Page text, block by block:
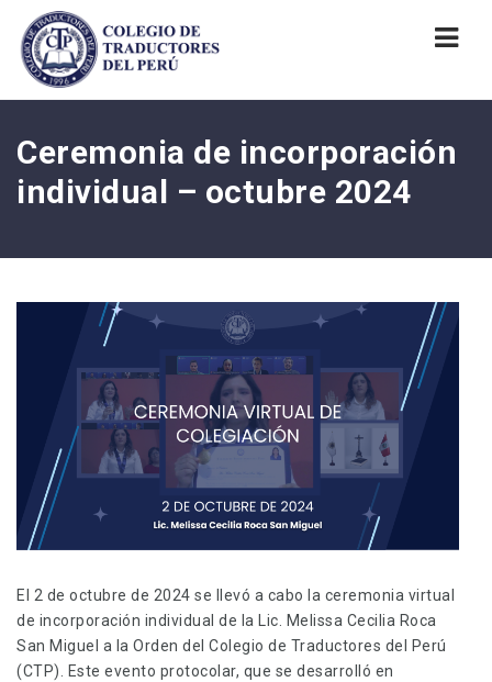
Ceremonia de incorporación
individual – octubre 2024
El 2 de octubre de 2024 se llevó a cabo la ceremonia virtual
de incorporación individual de la Lic. Melissa Cecilia Roca
San Miguel a la Orden del Colegio de Traductores del Perú
(CTP). Este evento protocolar, que se desarrolló en